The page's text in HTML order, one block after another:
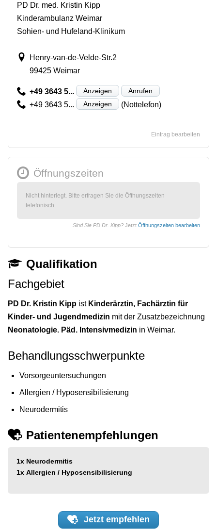
PD Dr. med. Kristin Kipp
Kinderambulanz Weimar
Sohien- und Hufeland-Klinikum
Henry-van-de-Velde-Str.2
99425 Weimar
+49 3643 5... Anzeigen Anrufen
+49 3643 5... Anzeigen (Nottelefon)
Eintrag bearbeiten
Öffnungszeiten
Nicht hinterlegt. Bitte erfragen Sie die Öffnungszeiten
telefonisch.
Sind Sie PD Dr. Kipp? Jetzt Öffnungszeiten bearbeiten
Qualifikation
Fachgebiet
PD Dr. Kristin Kipp ist Kinderärztin, Fachärztin für
Kinder- und Jugendmedizin mit der Zusatzbezeichnung
Neonatologie. Päd. Intensivmedizin in Weimar.
Behandlungsschwerpunkte
Vorsorgeuntersuchungen
Allergien / Hyposensibilisierung
Neurodermitis
Patientenempfehlungen
1x Neurodermitis
1x Allergien / Hyposensibilisierung
Jetzt empfehlen